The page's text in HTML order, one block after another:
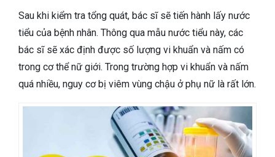
Sau khi kiểm tra tổng quát, bác sĩ sẽ tiến hành lấy nước
tiểu của bệnh nhân. Thông qua mẫu nước tiểu này, các
bác sĩ sẽ xác định được số lượng vi khuẩn và nấm có
trong cơ thể nữ giới. Trong trường hợp vi khuẩn và nấm
quá nhiều, nguy cơ bị viêm vùng chậu ở phụ nữ là rất lớn.